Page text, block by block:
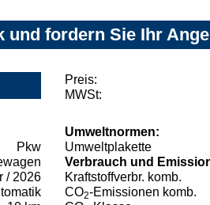
und fordern Sie Ihr
Preis:
MWSt:
Pkw
/ 2026
Umweltnormen:
Umweltplakette
Verbrauch und
Kraftstoffverbr. komb.
CO2-Emissionen komb.